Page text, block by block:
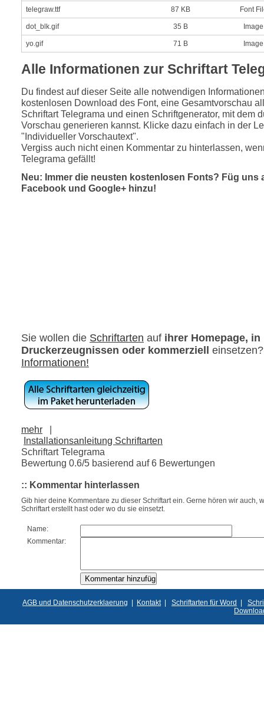
telegraw.ttf 87 KB Font
dot_blk.gif 35 B Image
yo.gif 71 B Image
Alle Informationen zur Schriftart
Du findest auf dieser Seite alle notwendigen
kostenlosen Download des Font, eine Gesamtvorschau
Schriftart Telegrama und einen Schriftgenerator, mit dem
Vorschau generieren kannst. Klicke dazu einfach in der
"Individueller Vorschautext".
Vergiss auch nicht einen Kommentar zu hinterlassen,
Telegrama gefällt!
Neu: Immer die neusten kostenlosen Fonts? Füg uns
Facebook und Google+ hinzu!
Sie wollen die Schriftarten auf ihrer Homepage, in
Druckerzeugnissen oder kommerziell
Informationen!
mehr
|
Installationsanleitung Schriftarten
Schriftart Telegrama
Bewertung 0.6/5 basierend auf6 Bewertungen
:: Kommentar hinterlassen
Gib hier deine Kommentare zu dieser Schriftart ein. Gerne hören wir auch,
Schriftart erstellt hast oder wo du sie einsetzt.
Name:
Kommentar:
AGB und Datenschutzerklaerung | Kontakt| Schriftarten für Word |